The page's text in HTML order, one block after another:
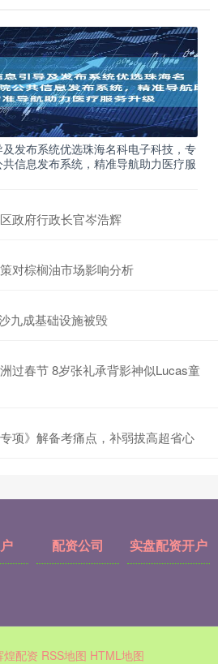
发布系统优选珠海名科电子科技，专
信息发布系统，精准导航助力医疗服
政府行政长官岑浩辉
对棕榈油市场影响分析
九成基础设施被毁
过春节 8岁张礼承背影神似Lucas童
项》解备考痛点，补弱拔高超省心
配资公司 实盘配资开户
煌配资 RSS地图 HTML地图